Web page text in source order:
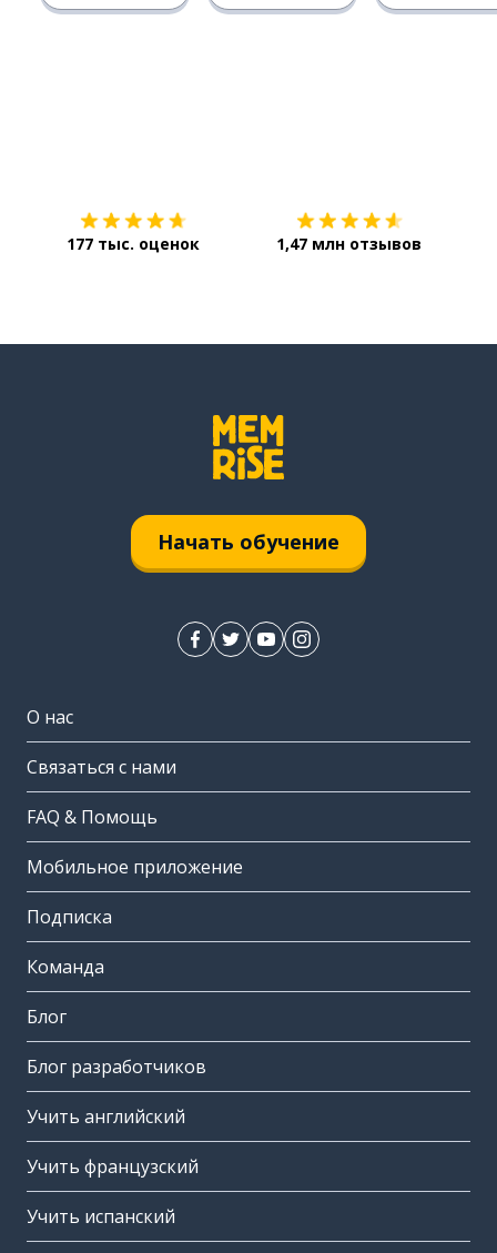
177 тыс. оценок 1,47 млн отзывов
Начать обучение
О нас
Связаться с нами
FAQ & Помощь
Мобильное приложение
Подписка
Команда
Блог
Блог разработчиков
Учить английский
Учить французский
Учить испанский